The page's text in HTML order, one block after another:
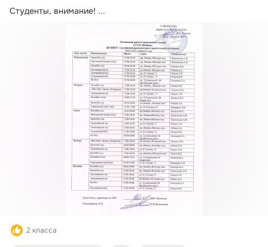
Студенты, внимание! ...
2 класса